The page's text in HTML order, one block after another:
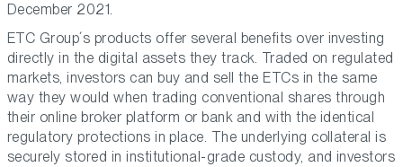
December 2021.
ETC Group´s products offer several benefits over investing
directly in the digital assets they track. Traded on regulated
markets, investors can buy and sell the ETCs in the same
way they would when trading conventional shares through
their online broker platform or bank and with the identical
regulatory protections in place. The underlying collateral is
securely stored in institutional-grade custody, and investors